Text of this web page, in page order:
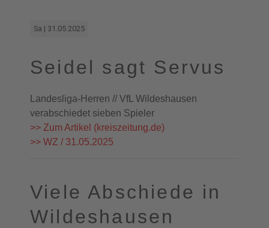
Sa | 31.05.2025
Seidel sagt Servus
Landesliga-Herren // VfL Wildeshausen
verabschiedet sieben Spieler
>> Zum Artikel (kreiszeitung.de)
>> WZ / 31.05.2025
Viele Abschiede in
Wildeshausen